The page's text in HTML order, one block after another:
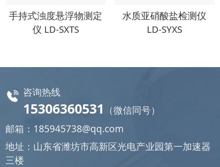
手持式浊度悬浮物测定
仪 LD-SXTS
水质亚硝酸盐检测仪
LD-SYXS
咨询热线
15306360531
（微信同号）
邮箱： 185945738@qq.com
地址：山东省潍坊市高新区光电产业园第一加速器
三楼